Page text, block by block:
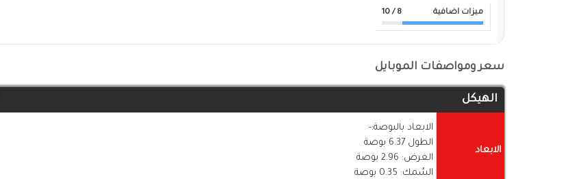
ميزات اضافية 8
/ 10
سعر ومواصفات الموبايل
الهيكل
الابعاد
الابعاد بالبوصة:-
الطول 6.37 بوصة
العرض: 2.96 بوصة
السُمك: 0.35 بوصة